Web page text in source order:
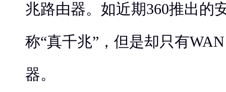
兆路由器。如近期360推出的
称“真千兆”，但是却只有
器。